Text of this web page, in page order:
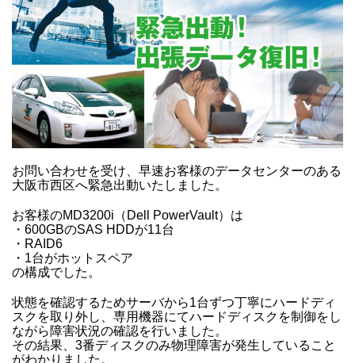
お問い合わせを受け、早速お客様のデータセンターのある
大阪市西区へ緊急出動いたしました。
お客様のMD3200i（Dell PowerVault）は
・600GBのSAS HDDが11台
・RAID6
・1台がホットスペア
の構成でした。
状態を確認するためサーバから1台ずつ丁寧にハードディ
スクを取り外し、専用機器にてハードディスクを制御をし
ながら障害状況の確認を行いました。
その結果、3番ディスクのみ物理障害が発生していること
がわかりました。